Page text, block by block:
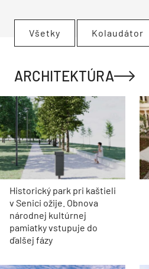
Všetky Kolaudátor
ARCHITEKTÚRA
Historický park pri kaštieli
v Senici ožije. Obnova
národnej kultúrnej
pamiatky vstupuje do
ďalšej fázy